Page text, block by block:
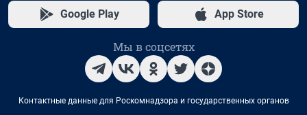
Google Play App Store
Мы в соцсетях
Контактные данные для Роскомнадзора и государственных органов